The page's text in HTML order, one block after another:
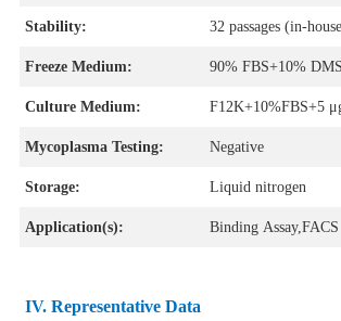
Stability: 32 passages (in-
Freeze Medium: 90% FBS+10%
Culture Medium: F12K+10%FBS+5
Mycoplasma Testing: Negative
Storage: Liquid nitrogen
Application(s): Binding Assay,FACS
IV. Representative Data